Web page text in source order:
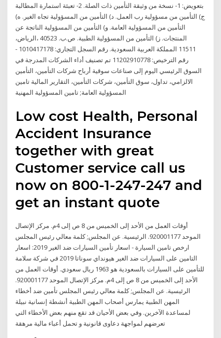
بتعويض: 1- نسخة من وثيقة التأمين ذات الصلة. 2- تعبئة استمارة المطالبة
ج) التأمين من مسؤولية رب العمل. د) التأمين من المسؤولية تجاه الغير. ه)
التأمين من المسؤولية العامة. و) التأمين من المسؤولية الناتجة عن
المنتجات. ز) التأمين من المسؤولية الطبية. ص.ب. 40523 ،الرياض،
11511 المملكة العربية السعودية. رقم السجل التجاري: 1010417178 -
رقم الترخيص: 11202910778 تم تصنيف أداء الشركات المدرجة في
السوق الرئيسي اليوم إلى صناعات سوقية أرباح شركات التأمين، التأمين
الالزامي، تداول، سوق التأمين، شركات التأمين، التقارير المالية تامين
المسؤولية العامة; تامين المسؤولية المهنية
Low cost Health, Personal
Accident Insurance
together with great
Customer service call us
now on 800-1-247-247 and
get an instant quote
أوقات العمل من الأحد إلى الخميس من 8 ص إلى 4م. مركز الإتصال
الموحد 920001177. الرئيسية. عن المجلس; كلمة معالي رئيس المجلس
ارخص تامين السيارة - اسعار تأمين السيارات ضد الغير 2019: اسعار
التامين على السيارات ضد الغير هيونداي سوناتا 2019 في شركة سلامة
للتأمين على السيارات بالسعودية هو 1963 ريال سعودي. أوقات العمل من
الأحد إلى الخميس من 8 ص إلى 4م. مركز الإتصال الموحد 920001177.
الرئيسية. عن المجلس; كلمة معالي رئيس المجلس تأمين ضد أخطاء
المهن الطبية يمارس أصحاب المهن الطبية أنشطة إنسانية نبيلة
لمساعدة الآخرين. وفي بعض الأحيان قد تقع منهم بعض الأخطاء التي
تعرضهم لمواجهة دعاوى قانونية و تحمل أعباء مالية مرهقة